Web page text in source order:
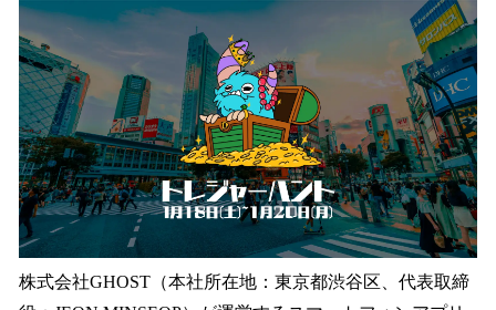
！
数
を
読
み
込
み
中
で
す
株式会社GHOST（本社所在地：東京都渋谷区、代表取締